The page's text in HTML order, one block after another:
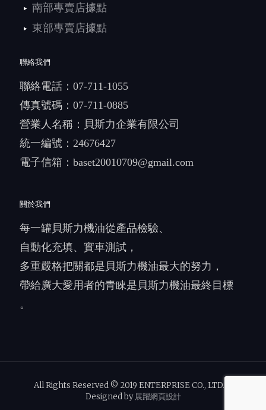
南部專賣店據點
東部專賣店據點
聯絡我們
聯絡電話： 07-711-1055
傳真號碼：07-711-0885
營業人名稱：貝斯力企業有限公司
統一編號：24676427
電子信箱： baset20010709@gmail.com
關於我們
每一罐貝斯力機油從產品檢驗、
自動化充填、實車測試，
多重嚴格把關都是貝斯力機油最大的努力，
帶給廣大愛用者的青睞是貝斯力機油最終目標
。
All Rights Reserved © 2019 ENTERPRISE CO., LTD.｜
Designed by 展躍網頁設計